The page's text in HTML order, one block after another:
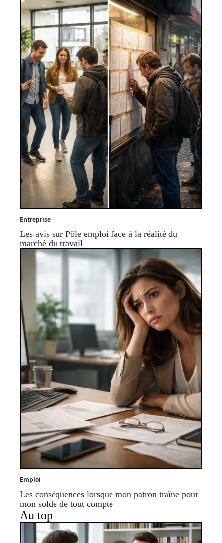
Entreprise
Les avis sur Pôle emploi face à la réalité du
marché du travail
Emploi
Les conséquences lorsque mon patron traîne pour
mon solde de tout compte
Au top